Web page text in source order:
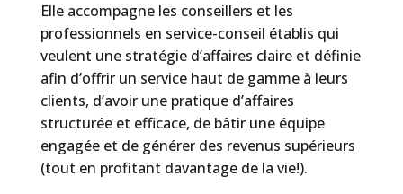
Elle accompagne les conseillers et les
professionnels en service-conseil établis qui
veulent une stratégie d’affaires claire et définie
afin d’offrir un service haut de gamme à leurs
clients, d’avoir une pratique d’affaires
structurée et efficace, de bâtir une équipe
engagée et de générer des revenus supérieurs
(tout en profitant davantage de la vie!).